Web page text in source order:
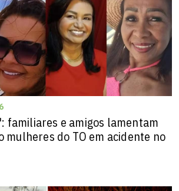
familiares e amigos lamentam
mulheres do TO em acidente no